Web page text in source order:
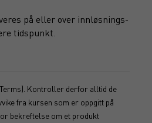
på eller over innløsnings-
tidspunkt.
Kontroller derfor alltid de
fra kursen som er oppgitt på
bekreftelse om et produkt